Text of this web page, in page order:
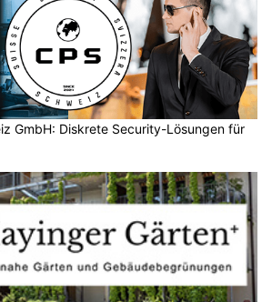
GmbH: Diskrete Security-Lösungen für